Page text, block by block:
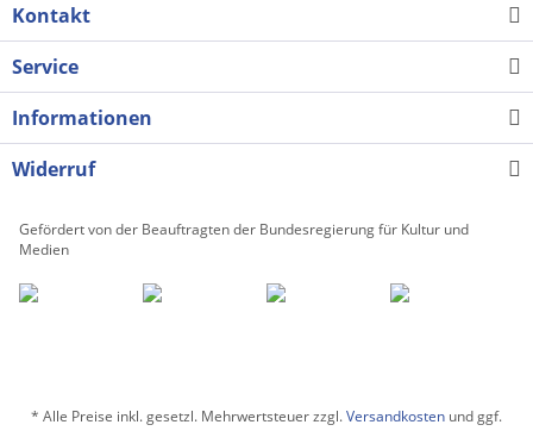
Kontakt
Service
Informationen
Widerruf
Gefördert von der Beauftragten der Bundesregierung für Kultur und
Medien
* Alle Preise inkl. gesetzl. Mehrwertsteuer zzgl.Versandkosten und ggf.